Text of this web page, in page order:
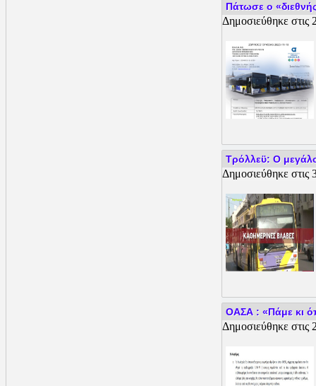
Πάτωσε ο
Δημοσιεύθηκε στις
Tρόλλεϋ: Ο
Δημοσιεύθηκε στις
ΟΑΣΑ : «Πάμε κι
Δημοσιεύθηκε στις